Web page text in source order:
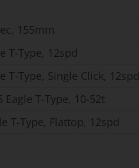
155mm
T-Type, 12spd
T-Type, Single Click, 12spd
Eagle T-Type, 10-52t
T-Type, Flattop, 12spd